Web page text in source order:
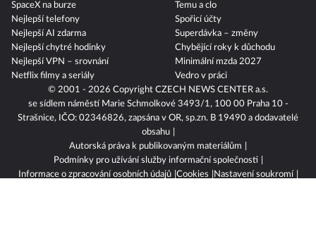
SpaceX na burze
Nejlepší telefony
Nejlepší AI zdarma
Nejlepší chytré hodinky
Nejlepší VPN – srovnání
Netflix filmy a seriály
Temu a clo
Spořicí účty
Superdávka – změny
Chybějící roky k důchodu
Minimální mzda 2027
Vedro v práci
© 2001 - 2026 Copyright CZECH NEWS CENTER a.s.
se sídlem náměstí Marie Schmolkové 3493/1, 100 00 Praha 10 -
Strašnice, IČO: 02346826, zapsána v OR, sp.zn. B 19490 a dodavatelé
obsahu
Autorská práva k publikovaným materiálům
Podmínky pro užívání služby informační společnosti
Informace o zpracování osobních údajů Cookies
Nastavení soukromí